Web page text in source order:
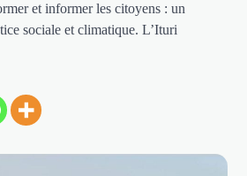
et informer les citoyens : un
sociale et climatique. L’Ituri